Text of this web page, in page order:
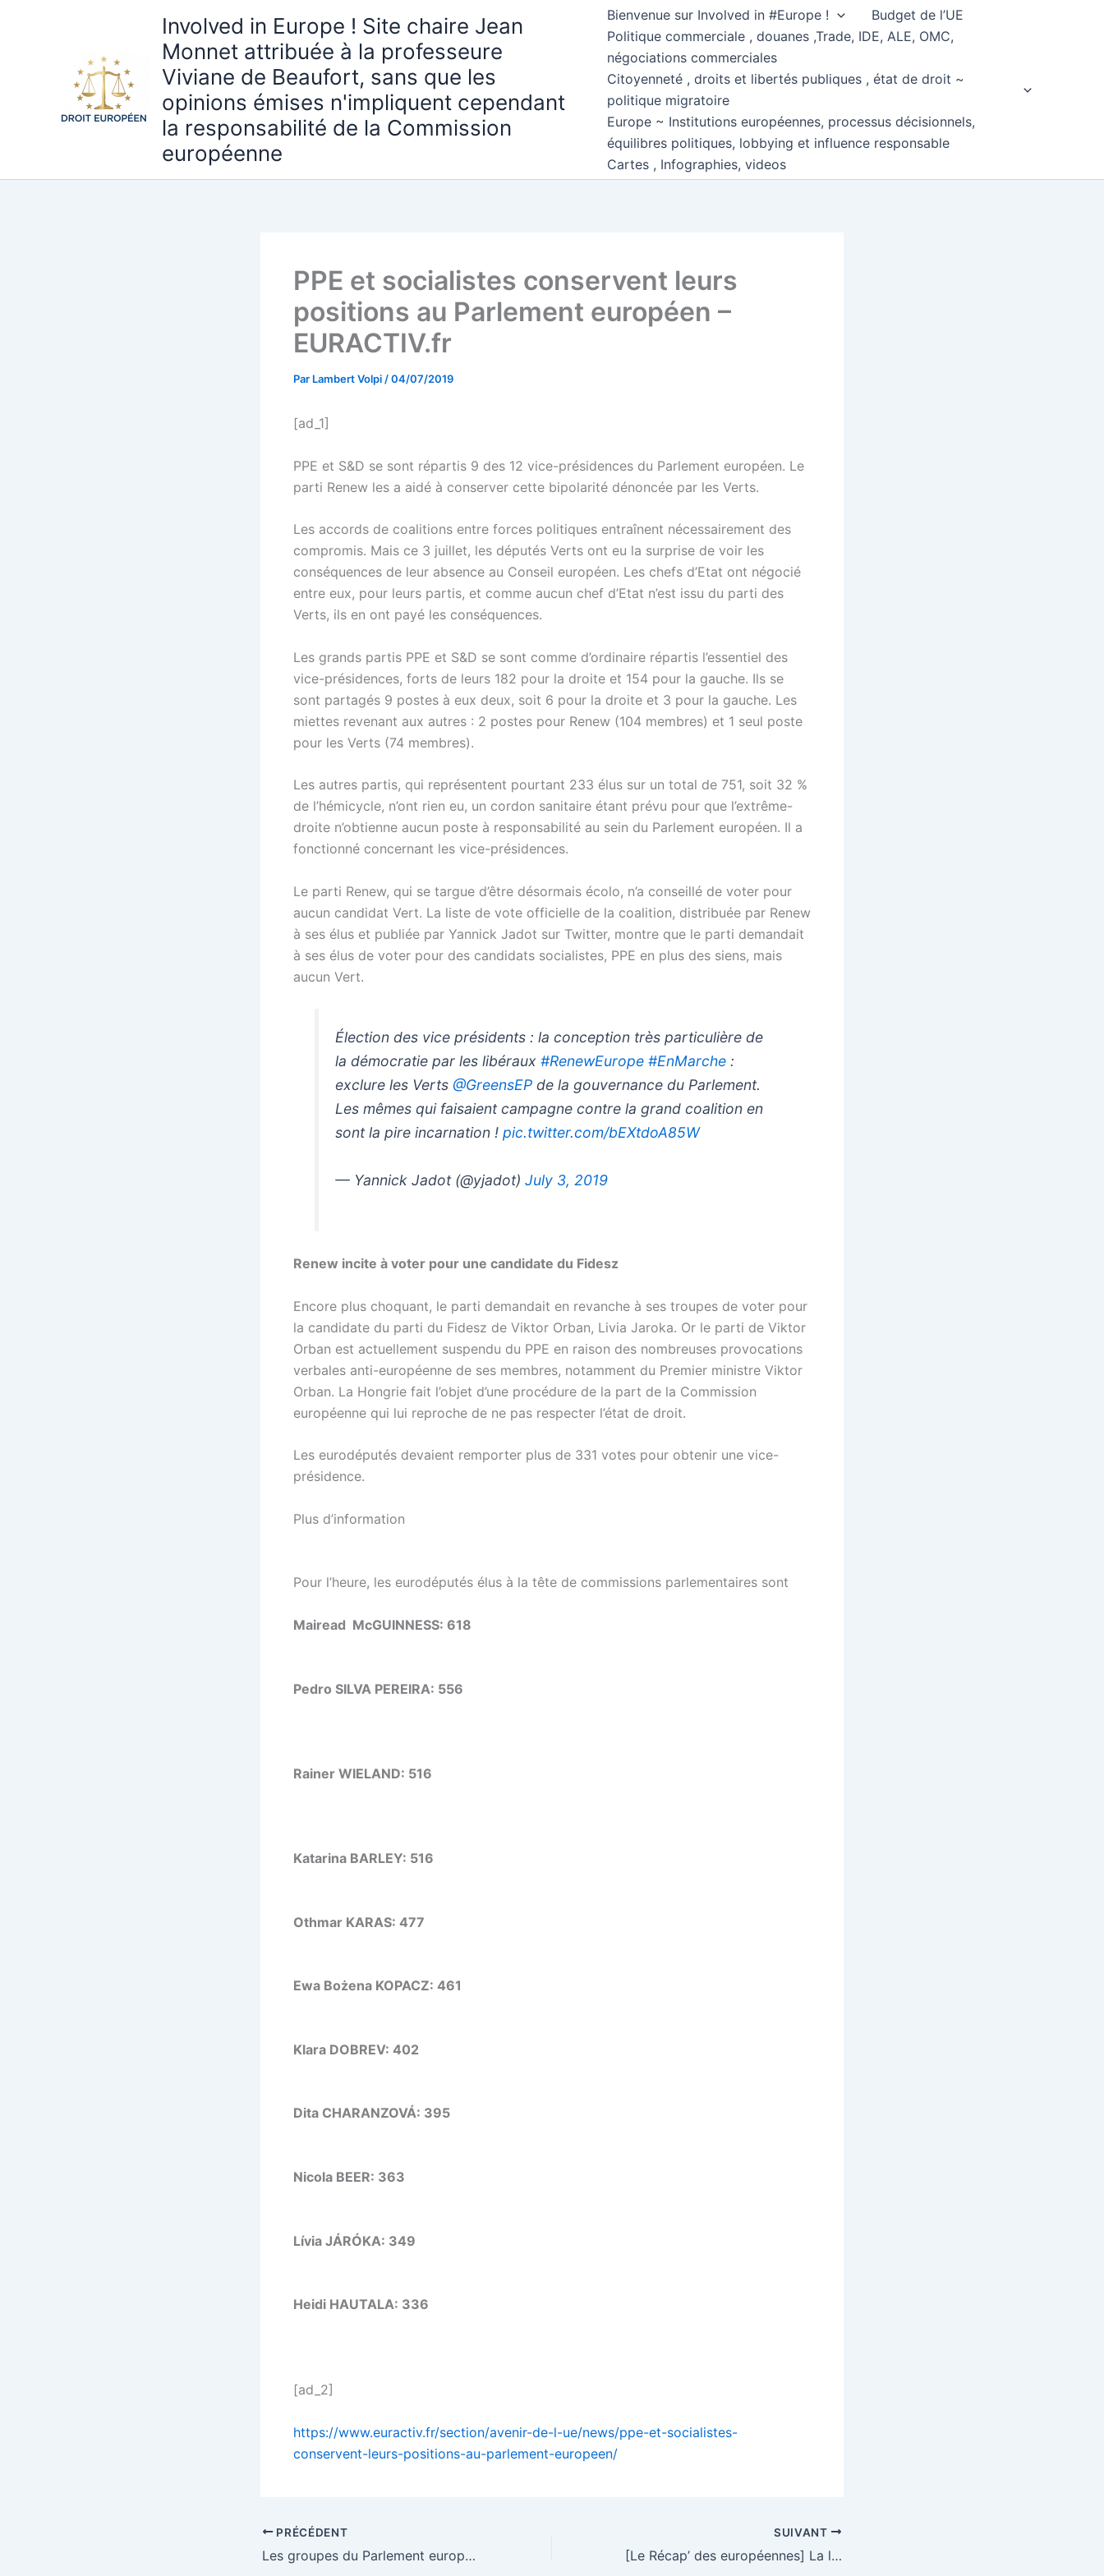
Involved in Europe ! Site chaire Jean
Monnet attribuée à la professeure
Viviane de Beaufort, sans que les
opinions émises n'impliquent cependant
la responsabilité de la Commission
européenne
Bienvenue sur Involved in #Europe !
Budget de l’UE
Politique commerciale , douanes ,Trade, IDE, ALE, OMC,
négociations commerciales
Citoyenneté , droits et libertés publiques , état de droit ~
politique migratoire
Europe ~ Institutions européennes, processus décisionnels,
équilibres politiques, lobbying et influence responsable
Cartes , Infographies, videos
PPE et socialistes conservent leurs
positions au Parlement européen –
EURACTIV.fr
Par Lambert Volpi /04/07/2019
[ad_1]
PPE et S&D se sont répartis 9 des 12 vice-présidences du Parlement européen. Le
parti Renew les a aidé à conserver cette bipolarité dénoncée par les Verts.
Les accords de coalitions entre forces politiques entraînent nécessairement des
compromis. Mais ce 3 juillet, les députés Verts ont eu la surprise de voir les
conséquences de leur absence au Conseil européen. Les chefs d’Etat ont négocié
entre eux, pour leurs partis, et comme aucun chef d’Etat n’est issu du parti des
Verts, ils en ont payé les conséquences.
Les grands partis PPE et S&D se sont comme d’ordinaire répartis l’essentiel des
vice-présidences, forts de leurs 182 pour la droite et 154 pour la gauche. Ils se
sont partagés 9 postes à eux deux, soit 6 pour la droite et 3 pour la gauche. Les
miettes revenant aux autres : 2 postes pour Renew (104 membres) et 1 seul poste
pour les Verts (74 membres).
Les autres partis, qui représentent pourtant 233 élus sur un total de 751, soit 32 %
de l’hémicycle, n’ont rien eu, un cordon sanitaire étant prévu pour que l’extrême-
droite n’obtienne aucun poste à responsabilité au sein du Parlement européen. Il a
fonctionné concernant les vice-présidences.
Le parti Renew, qui se targue d’être désormais écolo, n’a conseillé de voter pour
aucun candidat Vert. La liste de vote officielle de la coalition, distribuée par Renew
à ses élus et publiée par Yannick Jadot sur Twitter, montre que le parti demandait
à ses élus de voter pour des candidats socialistes, PPE en plus des siens, mais
aucun Vert.
Élection des vice présidents : la conception très particulière de
la démocratie par les libéraux#RenewEurope #EnMarche :
exclure les Verts @GreensEP de la gouvernance du Parlement.
Les mêmes qui faisaient campagne contre la grand coalition en
sont la pire incarnation !pic.twitter.com/bEXtdoA85W
— Yannick Jadot (@yjadot)July 3, 2019
Renew incite à voter pour une candidate du Fidesz
Encore plus choquant, le parti demandait en revanche à ses troupes de voter pour
la candidate du parti du Fidesz de Viktor Orban, Livia Jaroka. Or le parti de Viktor
Orban est actuellement suspendu du PPE en raison des nombreuses provocations
verbales anti-européenne de ses membres, notamment du Premier ministre Viktor
Orban. La Hongrie fait l’objet d’une procédure de la part de la Commission
européenne qui lui reproche de ne pas respecter l’état de droit.
Les eurodéputés devaient remporter plus de 331 votes pour obtenir une vice-
présidence.
Plus d’information
Pour l’heure, les eurodéputés élus à la tête de commissions parlementaires sont
Mairead McGUINNESS: 618
Pedro SILVA PEREIRA: 556
Rainer WIELAND: 516
Katarina BARLEY: 516
Othmar KARAS: 477
Ewa Bożena KOPACZ: 461
Klara DOBREV: 402
Dita CHARANZOVÁ: 395
Nicola BEER: 363
Lívia JÁRÓKA: 349
Heidi HAUTALA: 336
[ad_2]
https://www.euractiv.fr/section/avenir-de-l-ue/news/ppe-et-socialistes-
conservent-leurs-positions-au-parlement-europeen/
PRÉCÉDENT
Les groupes du Parlement européen : Les Verts/Alliance libre européenne (ALE)
SUIVANT
[Le Récap’ des européennes] La liste des futurs dirigeants de l’UE se précise